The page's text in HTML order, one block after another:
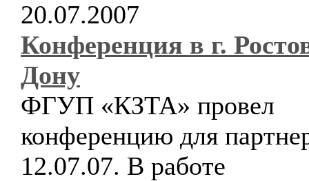
20.07.2007
Конференция в г.
Дону
ФГУП «КЗТА» провел
конференцию для
12.07.07. В работе